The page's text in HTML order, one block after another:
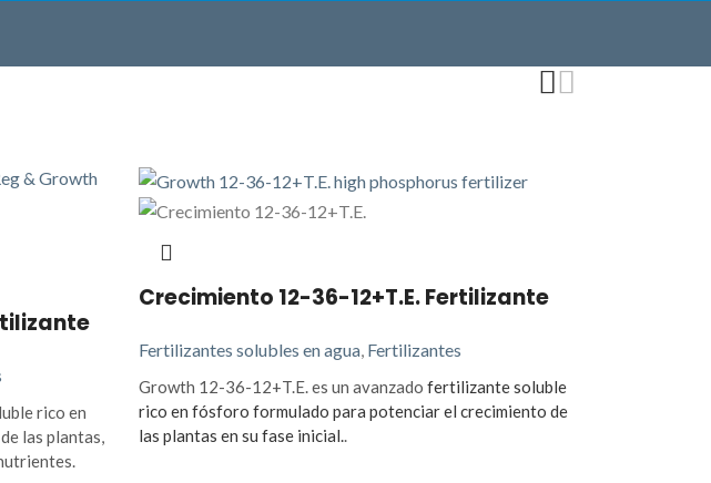
rico en
las plantas,
Crecimiento 12-36-12+T.E. Fertilizante
Fertilizantes solubles en agua, Fertilizantes
Growth 12-36-12+T.E. es un avanzado fertilizante soluble
rico en fósforo formulado para potenciar el crecimiento de
las plantas en su fase inicial..